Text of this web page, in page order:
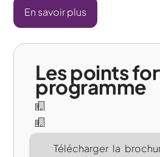
En savoir plus
Les points
programme
Télécharger la